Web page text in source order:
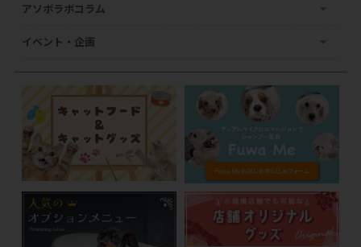
アソボラボコラム
イベント・企画